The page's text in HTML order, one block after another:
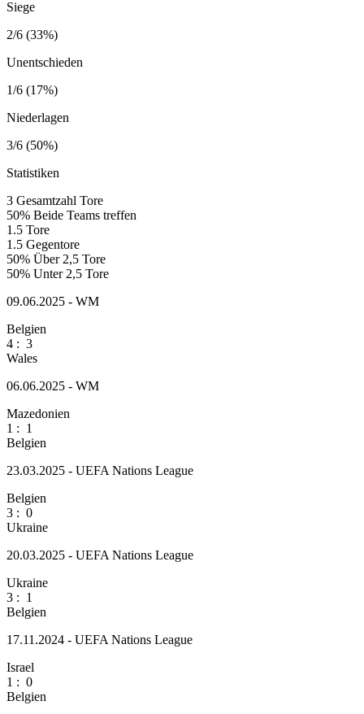
Siege
2/6 (33%)
Unentschieden
1/6 (17%)
Niederlagen
3/6 (50%)
Statistiken
3 Gesamtzahl Tore
50% Beide Teams treffen
1.5 Tore
1.5 Gegentore
50% Über 2,5 Tore
50% Unter 2,5 Tore
09.06.2025 - WM
Belgien
4 : 3
Wales
06.06.2025 - WM
Mazedonien
1 : 1
Belgien
23.03.2025 - UEFA Nations League
Belgien
3 : 0
Ukraine
20.03.2025 - UEFA Nations League
Ukraine
3 : 1
Belgien
17.11.2024 - UEFA Nations League
Israel
1 : 0
Belgien